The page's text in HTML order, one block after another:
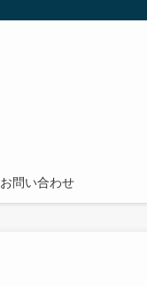
お問い合わせ